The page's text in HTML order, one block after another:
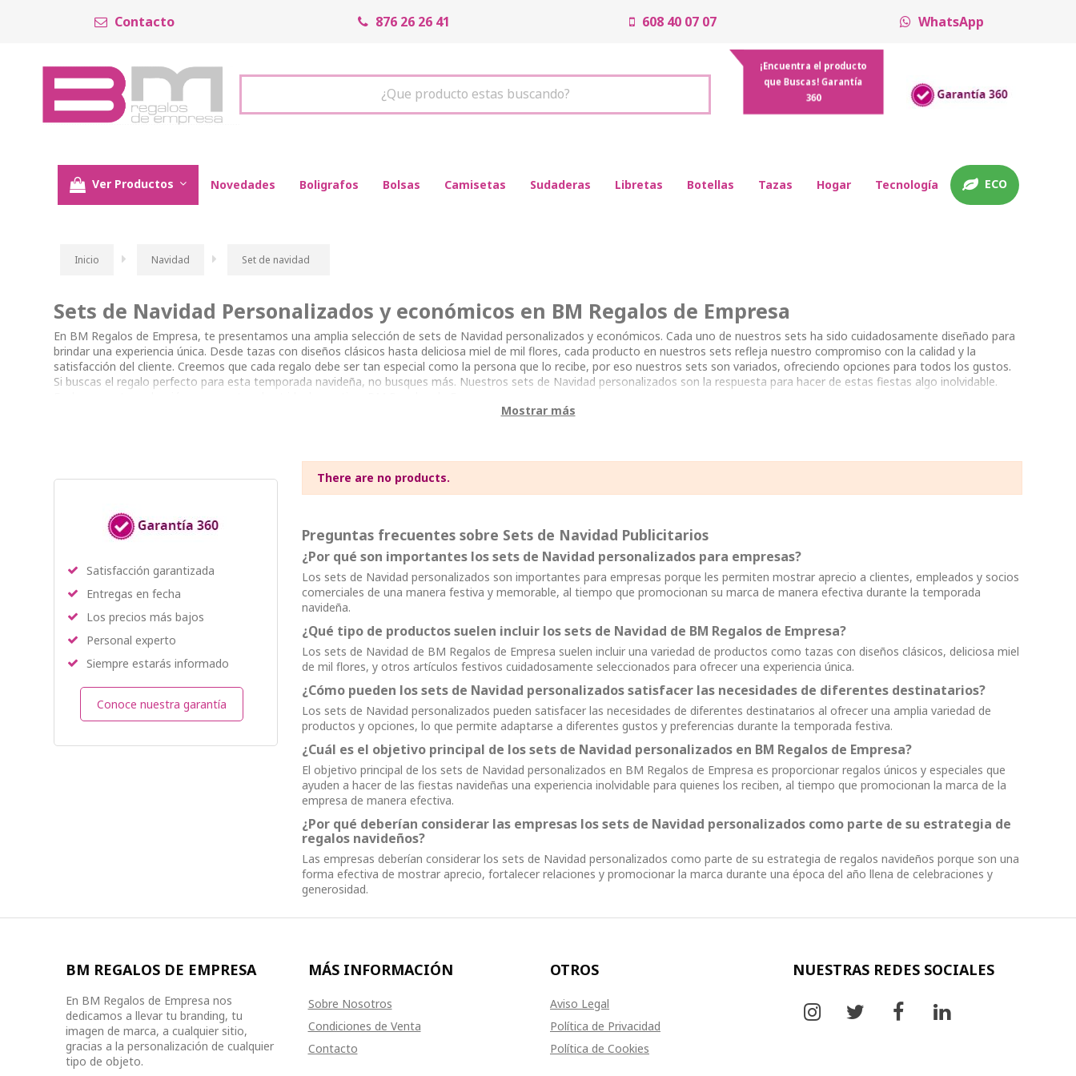
Contacto 876 26 26 41 608 40 07 07 WhatsApp
¿Que producto estas buscando?
¡Encuentra el producto
que Buscas! Garantía
360
Ver Productos Novedades Boligrafos Bolsas Camisetas Sudaderas Libretas Botellas Tazas Hogar Tecnología ECO
Inicio Navidad Set de navidad
Sets de Navidad Personalizados y económicos en BM Regalos de Empresa
En BM Regalos de Empresa, te presentamos una amplia selección de sets de Navidad personalizados y económicos. Cada uno de nuestros sets ha sido cuidadosamente diseñado para
brindar una experiencia única. Desde tazas con diseños clásicos hasta deliciosa miel de mil flores, cada producto en nuestros sets refleja nuestro compromiso con la calidad y la
satisfacción del cliente. Creemos que cada regalo debe ser tan especial como la persona que lo recibe, por eso nuestros sets son variados, ofreciendo opciones para todos los gustos.
Si buscas el regalo perfecto para esta temporada navideña, no busques más. Nuestros sets de Navidad personalizados son la respuesta para hacer de estas fiestas algo inolvidable.
Mostrar más
There are no products.
Preguntas frecuentes sobre Sets de Navidad Publicitarios
¿Por qué son importantes los sets de Navidad personalizados para empresas?
Los sets de Navidad personalizados son importantes para empresas porque les permiten mostrar aprecio a clientes, empleados y socios
comerciales de una manera festiva y memorable, al tiempo que promocionan su marca de manera efectiva durante la temporada
navideña.
¿Qué tipo de productos suelen incluir los sets de Navidad de BM Regalos de Empresa?
Los sets de Navidad de BM Regalos de Empresa suelen incluir una variedad de productos como tazas con diseños clásicos, deliciosa miel
de mil flores, y otros artículos festivos cuidadosamente seleccionados para ofrecer una experiencia única.
¿Cómo pueden los sets de Navidad personalizados satisfacer las necesidades de diferentes destinatarios?
Los sets de Navidad personalizados pueden satisfacer las necesidades de diferentes destinatarios al ofrecer una amplia variedad de
productos y opciones, lo que permite adaptarse a diferentes gustos y preferencias durante la temporada festiva.
¿Cuál es el objetivo principal de los sets de Navidad personalizados en BM Regalos de Empresa?
El objetivo principal de los sets de Navidad personalizados en BM Regalos de Empresa es proporcionar regalos únicos y especiales que
ayuden a hacer de las fiestas navideñas una experiencia inolvidable para quienes los reciben, al tiempo que promocionan la marca de la
empresa de manera efectiva.
¿Por qué deberían considerar las empresas los sets de Navidad personalizados como parte de su estrategia de
regalos navideños?
Las empresas deberían considerar los sets de Navidad personalizados como parte de su estrategia de regalos navideños porque son una
forma efectiva de mostrar aprecio, fortalecer relaciones y promocionar la marca durante una época del año llena de celebraciones y
generosidad.
Satisfacción garantizada
Entregas en fecha
Los precios más bajos
Personal experto
Siempre estarás informado
Conoce nuestra garantía
BM REGALOS DE EMPRESA
En BM Regalos de Empresa nos
dedicamos a llevar tu branding, tu
imagen de marca, a cualquier sitio,
gracias a la personalización de cualquier
tipo de objeto.
MÁS INFORMACIÓN
Sobre Nosotros
Condiciones de Venta
Contacto
OTROS
Aviso Legal
Política de Privacidad
Política de Cookies
NUESTRAS REDES SOCIALES